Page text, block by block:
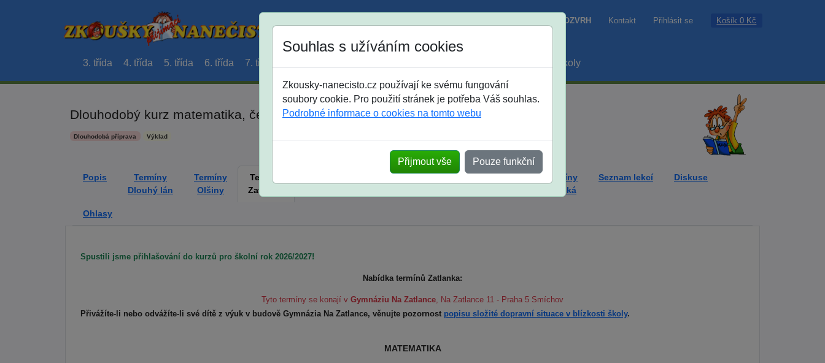
ROZVRH Kontakt Přihlásit se Košík 0 Kč
3. třída 4. třída 5. třída 6. třída 7. třída školy
Dlouhodobý kurz matematika, český jazyk, angličtina pro žáky 7. tříd
Dlouhodobá příprava Výklad
Popis
Termíny
Dlouhý lán
Termíny
Olšiny
Termíny
Zatlanka
Termíny
Termíny
Termíny
Termíny
Panská
Seznam lekcí Diskuse
Ohlasy
Souhlas s užíváním cookies
Zkousky-nanecisto.cz používají ke svému fungování
soubory cookie. Pro použití stránek je potřeba Váš souhlas.
Podrobné informace o cookies na tomto webu
Přijmout vše Pouze funkční
Spustili jsme přihlašování do kurzů pro školní rok 2026/2027!
Nabídka termínů Zatlanka:
Tyto termíny se konají v Gymnáziu Na Zatlance , Na Zatlance 11 - Praha 5 Smíchov
Přivážíte-li nebo odvážíte-li své dítě z výuk v budově Gymnázia Na Zatlance, věnujte pozornost popisu složité dopravní situace v blízkosti školy.
MATEMATIKA